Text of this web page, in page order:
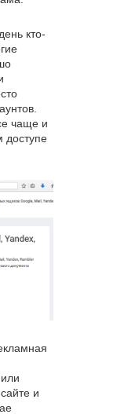
кто-
чаще и
доступе
и